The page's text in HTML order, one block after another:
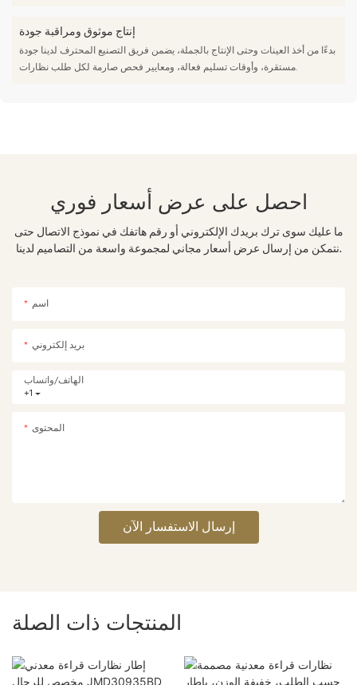
إنتاج موثوق ومراقبة جودة
بدءًا من أخذ العينات وحتى الإنتاج بالجملة، يضمن فريق التصنيع المحترف لدينا جودة
مستقرة، وأوقات تسليم فعالة، ومعايير فحص صارمة لكل طلب نظارات.
احصل على عرض أسعار فوري
ما عليك سوى ترك بريدك الإلكتروني أو رقم هاتفك في نموذج الاتصال حتى
نتمكن من إرسال عرض أسعار مجاني لمجموعة واسعة من التصاميم لدينا.
اسم
بريد إلكتروني
+1
الهاتف/واتساب
المحتوى
إرسال الاستفسار الآن
المنتجات ذات الصلة